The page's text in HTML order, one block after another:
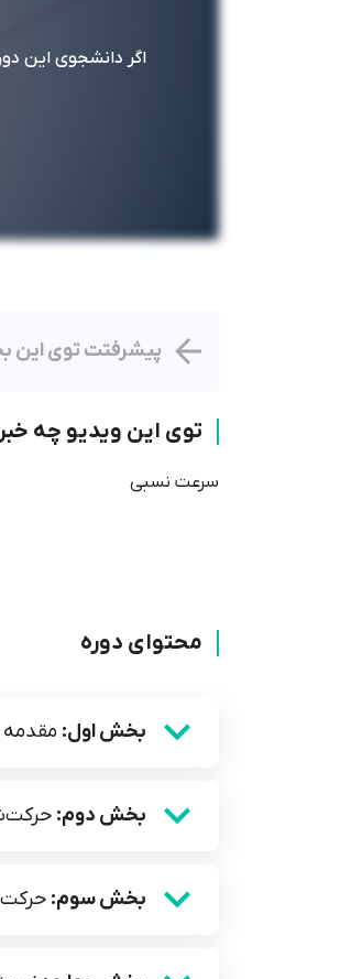
اگر دانشجوی این
پیشرفتت توی
توی این ویدیو چه
سرعت نسبی
محتوای دوره
بخش اول: مقدمه
بخش دوم:
بخش سوم: